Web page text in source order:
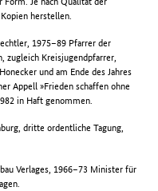
herstellen.
1975–89 Pfarrer der
zugleich Kreisjugendpfarrer,
und am Ende des Jahres
Appell »Frieden schaffen ohne
in Haft genommen.
dritte ordentliche Tagung,
Verlages, 1966–73 Minister für